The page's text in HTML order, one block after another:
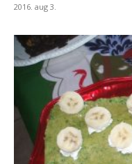
2016. aug 3.